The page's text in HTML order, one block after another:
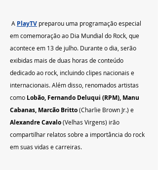
A PlayTV preparou uma programação especial
em comemoração ao Dia Mundial do Rock, que
acontece em 13 de julho. Durante o dia, serão
exibidas mais de duas horas de conteúdo
dedicado ao rock, incluindo clipes nacionais e
internacionais. Além disso, renomados artistas
como Lobão, Fernando Deluqui (RPM), Manu
Cabanas, Marcão Britto (Charlie Brown Jr.) e
Alexandre Cavalo (Velhas Virgens) irão
compartilhar relatos sobre a importância do rock
em suas vidas e carreiras.